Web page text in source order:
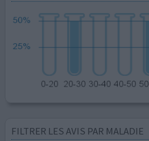
FILTRER LES AVIS PAR MALADIE